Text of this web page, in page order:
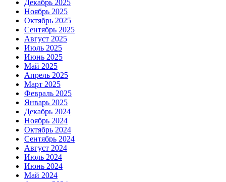
Декабрь 2025
Ноябрь 2025
Октябрь 2025
Сентябрь 2025
Август 2025
Июль 2025
Июнь 2025
Май 2025
Апрель 2025
Март 2025
Февраль 2025
Январь 2025
Декабрь 2024
Ноябрь 2024
Октябрь 2024
Сентябрь 2024
Август 2024
Июль 2024
Июнь 2024
Май 2024